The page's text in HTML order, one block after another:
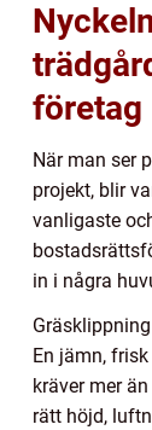
företag
När man ser
projekt, blir
vanligaste
in i några
En jämn,
kräver mer
rätt höjd,